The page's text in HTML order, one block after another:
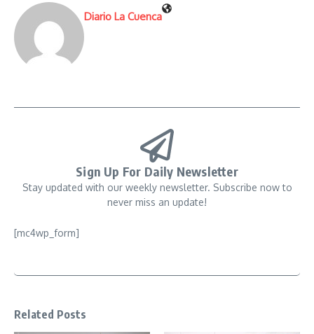
Diario La Cuenca
Sign Up For Daily Newsletter
Stay updated with our weekly newsletter. Subscribe now to
never miss an update!
[mc4wp_form]
Related Posts